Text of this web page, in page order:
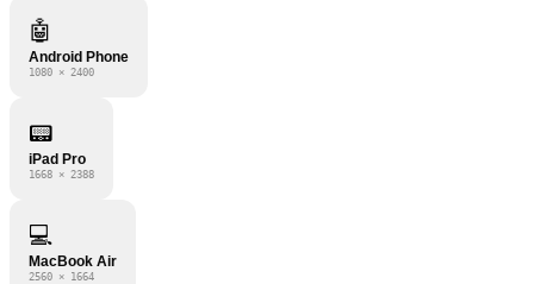
🤖
Android Phone
1080 × 2400
📟
iPad Pro
1668 × 2388
💻
MacBook Air
2560 × 1664